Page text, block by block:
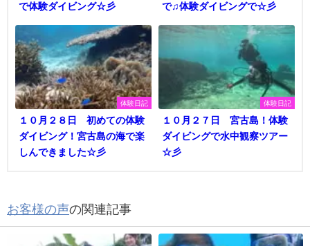
で体験ダイビング☆彡
で♫体験ダイビングで☆彡
体験日記
１０月２８日 初めての体験
ダイビング！宮古島の海で楽
しんできました☆彡
体験日記
１０月２７日 宮古島！体験
ダイビングで水中観察ツアー
☆彡
お客様の声の関連記事